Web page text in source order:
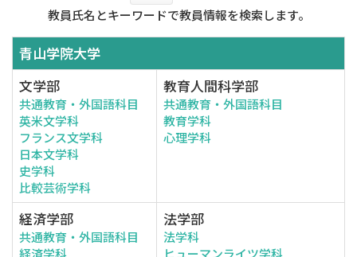
教員氏名とキーワードで教員情報を検索します。
青山学院大学
文学部
共通教育・外国語科目
英米文学科
フランス文学科
日本文学科
史学科
比較芸術学科
教育人間科学部
共通教育・外国語科目
教育学科
心理学科
経済学部
共通教育・外国語科目
経済学科
法学部
法学科
ヒューマンライツ学科